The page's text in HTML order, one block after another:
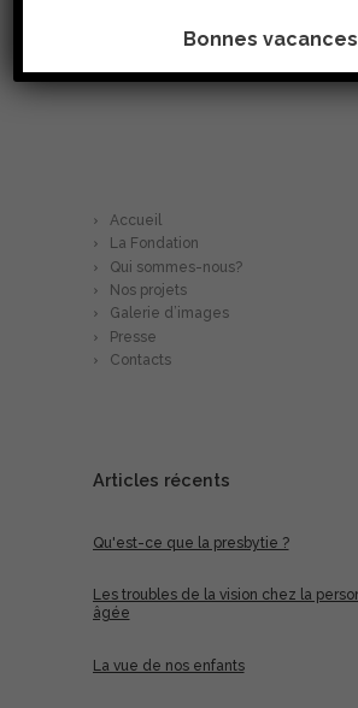
Accueil
La Fondation
Qui sommes-nous?
Nos projets
Galerie d’images
Presse
Contacts
Articles récents
Qu'est-ce que la presbytie ?
Les troubles de la vision chez la
âgée
La vue de nos enfants
Bonnes vacances